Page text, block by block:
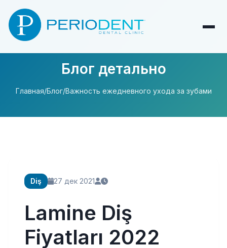
Блог детально
Главная/Блог/Важность ежедневного ухода за зубами
Diş 27 дек 2021
Lamine Diş
Fiyatları 2022